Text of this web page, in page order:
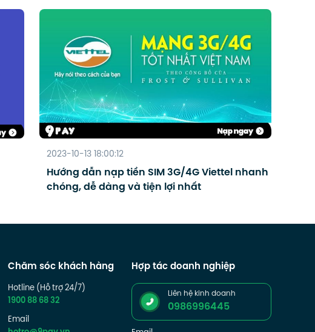
2023-10-13 18:00:12
Hướng dẫn nạp tiền SIM 3G/4G Viettel nhanh
chóng, dễ dàng và tiện lợi nhất
Chăm sóc khách hàng
Hotline (Hỗ trợ 24/7)
1900 88 68 32
Email
Hợp tác doanh nghiệp
Liên hệ kinh doanh
0986996445